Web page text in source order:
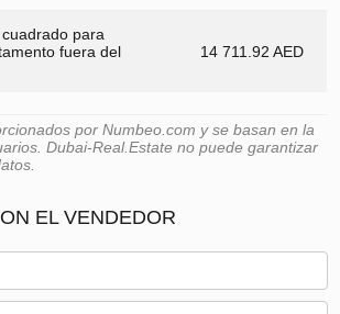
para
fuera del
14 711.92 AED
por Numbeo.com y se basan en la
Dubai-Real.Estate no puede garantizar
EL VENDEDOR